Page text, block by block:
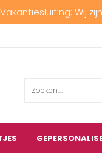
Vakantiesluiting: Wij